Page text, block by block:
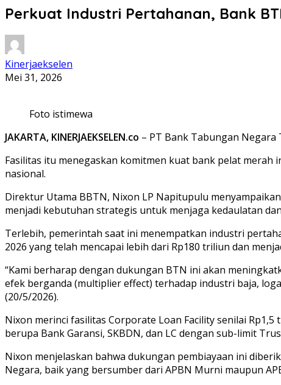
Perkuat Industri Pertahanan, Bank
Kinerjaekselen
Mei 31, 2026
Foto istimewa
JAKARTA, KINERJAEKSELEN.co – PT Bank Tabungan Negara
Fasilitas itu menegaskan komitmen kuat bank pelat
nasional.
Direktur Utama BBTN, Nixon LP Napitupulu
menjadi kebutuhan strategis untuk menjaga kedaulatan
Terlebih, pemerintah saat ini menempatkan industri
2026 yang telah mencapai lebih dari Rp180 triliun dan
“Kami berharap dengan dukungan BTN ini akan
efek berganda (multiplier effect) terhadap industri baja,
(20/5/2026).
Nixon merinci fasilitas Corporate Loan Facility senilai
berupa Bank Garansi, SKBDN, dan LC dengan sub-limit
Nixon menjelaskan bahwa dukungan pembiayaan ini
Negara, baik yang bersumber dari APBN Murni maupun